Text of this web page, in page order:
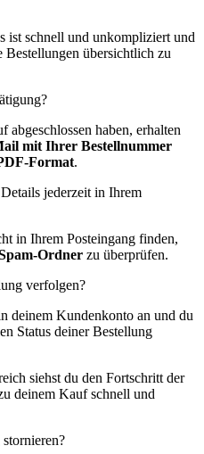
ist schnell und unkompliziert und
übersichtlich zu
abgeschlossen haben, erhalten
mit Ihrer Bestellnummer
Format.
jederzeit in Ihrem
in Ihrem Posteingang finden,
Ordner zu überprüfen.
verfolgen?
deinem Kundenkonto an und du
Status deiner Bestellung
siehst du den Fortschritt der
deinem Kauf schnell und